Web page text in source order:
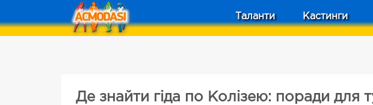
Таланти Кастинги
Де знайти гіда по Колізею: поради для